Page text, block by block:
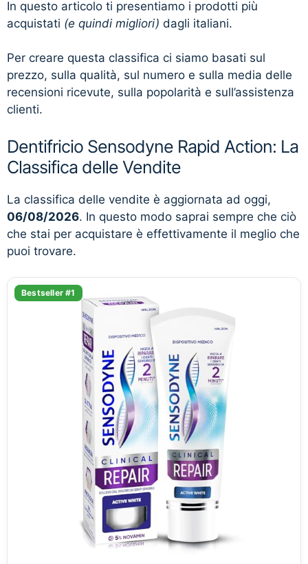
In questo articolo ti presentiamo i prodotti più
acquistati (e quindi migliori) dagli italiani.
Per creare questa classifica ci siamo basati sul
prezzo, sulla qualità, sul numero e sulla media delle
recensioni ricevute, sulla popolarità e sull’assistenza
clienti.
Dentifricio Sensodyne Rapid Action: La
Classifica delle Vendite
La classifica delle vendite è aggiornata ad oggi,
06/08/2026. In questo modo saprai sempre che ciò
che stai per acquistare è effettivamente il meglio che
puoi trovare.
Bestseller #1